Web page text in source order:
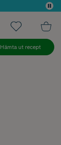
Hämta ut recept